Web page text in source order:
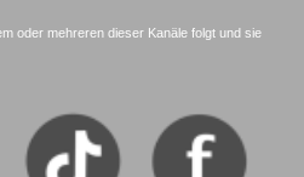
oder mehreren dieser Kanäle folgt und sie